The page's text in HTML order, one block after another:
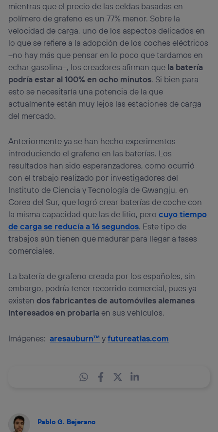
mientras que el precio de las celdas basadas en
polímero de grafeno es un 77% menor. Sobre la
velocidad de carga, uno de los aspectos delicados en
lo que se refiere a la adopción de los coches eléctricos
–no hay más que pensar en lo poco que tardamos en
echar gasolina–, los creadores afirman que la batería
podría estar al 100% en ocho minutos. Si bien para
esto se necesitaría una potencia de la que
actualmente están muy lejos las estaciones de carga
del mercado.
Anteriormente ya se han hecho experimentos
introduciendo el grafeno en las baterías. Los
resultados han sido esperanzadores, como ocurrió
con el trabajo realizado por investigadores del
Instituto de Ciencia y Tecnología de Gwangju, en
Corea del Sur, que logró crear baterías de coche con
la misma capacidad que las de litio, perocuyo tiempo
de carga se reducía a 16 segundos. Este tipo de
trabajos aún tienen que madurar para llegar a fases
comerciales.
La batería de grafeno creada por los españoles, sin
embargo, podría tener recorrido comercial, pues ya
existendos fabricantes de automóviles alemanes
interesados en probarlaen sus vehículos.
Imágenes:aresauburn™ yfutureatlas.com
Pablo G. Bejerano